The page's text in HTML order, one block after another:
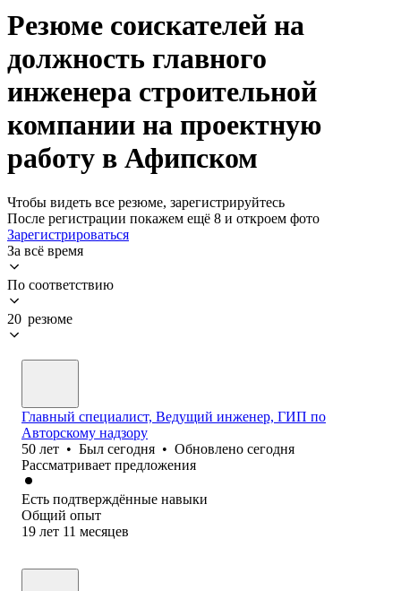
Резюме соискателей на
должность главного
инженера строительной
компании на проектную
работу в Афипском
Чтобы видеть все резюме, зарегистрируйтесь
После регистрации покажем ещё 8 и откроем фото
Зарегистрироваться
За всё время
По соответствию
20 резюме
Главный специалист, Ведущий инженер, ГИП по
Авторскому надзору
50 лет • Был сегодня • Обновлено сегодня
Рассматривает предложения
Есть подтверждённые навыки
Общий опыт
19 лет 11 месяцев